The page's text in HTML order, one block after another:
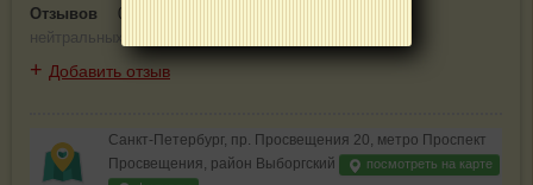
Отзывов
0
нейтральных
+ Добавить отзыв
Санкт-Петербург, пр. Просвещения 20, метро Проспект
Просвещения, район Выборгский
посмотреть на карте